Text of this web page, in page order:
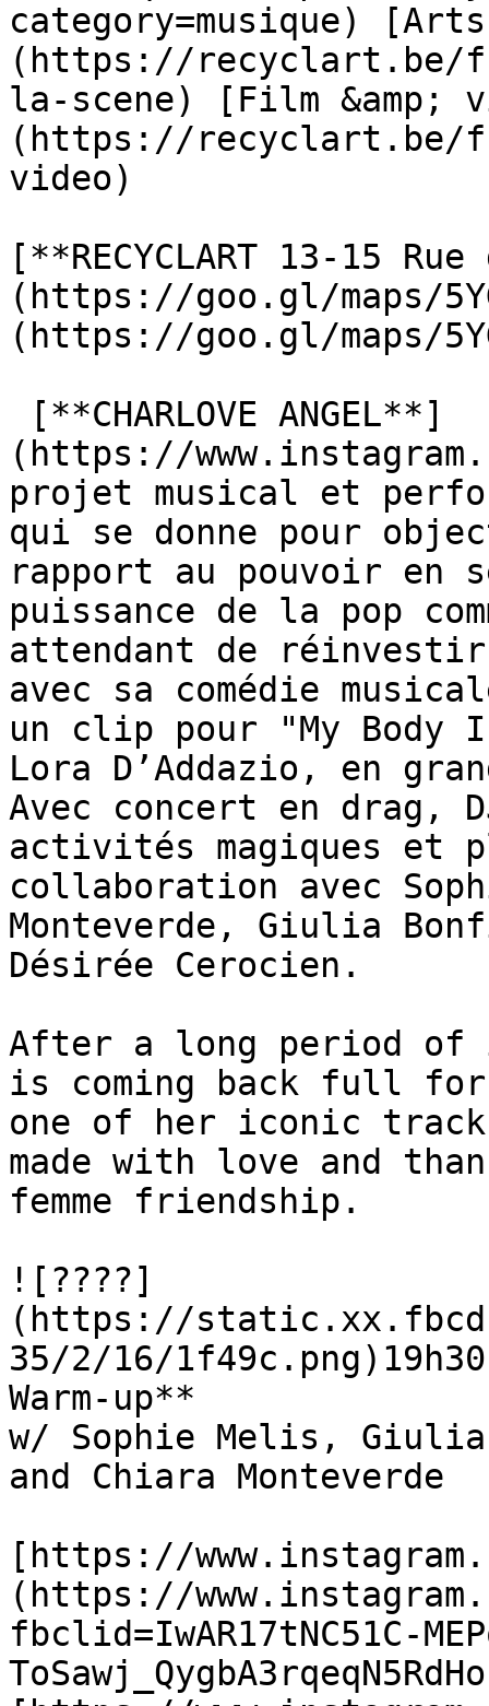
category=musique)
(https://recyclart.be/
la-scene) [Film &amp;
(https://recyclart.be/
video)
[**RECYCLART 13-15
(https://goo.gl/maps/
(https://goo.gl/maps/
(https://
projet musical et
qui se donne pour
rapport au pouvoir en
puissance de la pop
attendant de
avec sa comédie
un clip pour "My Body
Lora D’Addazio, en
Avec concert en drag,
activités magiques et
collaboration avec
Monteverde, Giulia
Désirée Cerocien.
After a long period of
is coming back full
one of her iconic
made with love and
femme friendship.
![????]
(https://
35/2/16/
Warm-up**
w/ Sophie Melis,
and Chiara Monteverde
[https://
(https://
fbclid=IwAR17tNC51C-